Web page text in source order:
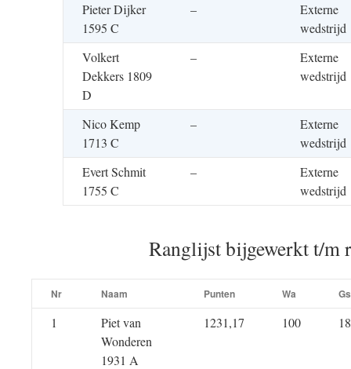
Pieter Dijker
1595 C
–
Externe
wedstrijd
Volkert
Dekkers 1809
D
–
Externe
wedstrijd
Nico Kemp
1713 C
–
Externe
wedstrijd
Evert Schmit
1755 C
–
Externe
wedstrijd
Ranglijst bijgewerkt t/m
Nr Naam Punten Wa
1
Piet van
Wonderen
1931 A
1231,17 100 18